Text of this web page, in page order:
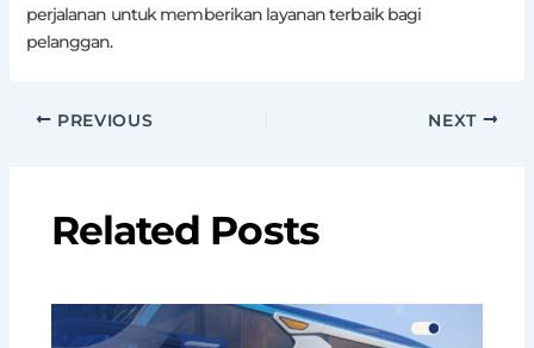
perjalanan untuk memberikan layanan terbaik bagi
pelanggan.
PREVIOUS NEXT
Related Posts